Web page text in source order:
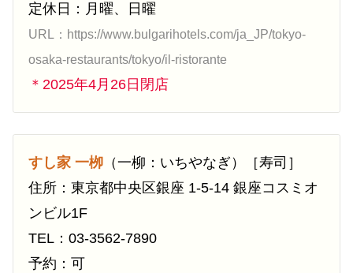
定休日：月曜、日曜
URL：https://www.bulgarihotels.com/ja_JP/tokyo-
osaka-restaurants/tokyo/il-ristorante
＊2025年4月26日閉店
すし家 一栁 （一柳：いちやなぎ）［寿司］
住所：東京都中央区銀座 1-5-14 銀座コスミオ
ンビル1F
TEL：03-3562-7890
予約：可